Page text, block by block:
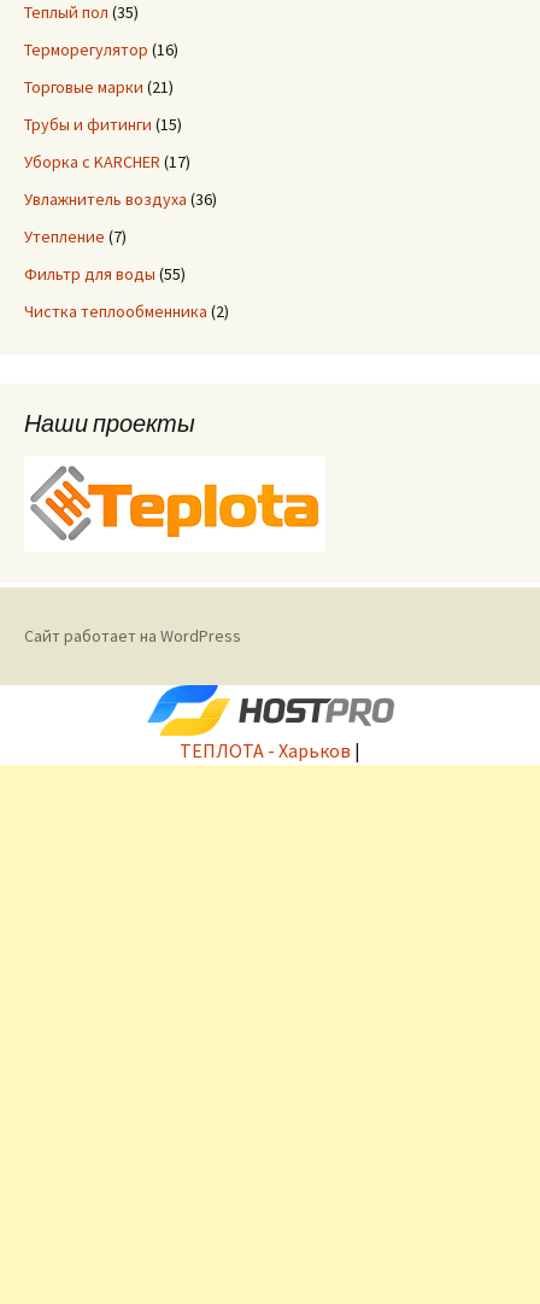
Теплый пол (35)
Терморегулятор (16)
Торговые марки (21)
Трубы и фитинги (15)
Уборка с KARCHER (17)
Увлажнитель воздуха (36)
Утепление (7)
Фильтр для воды (55)
Чистка теплообменника (2)
Наши проекты
Сайт работает на WordPress
ТЕПЛОТА - Харьков |